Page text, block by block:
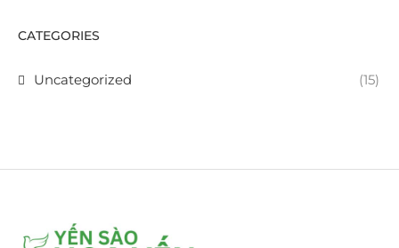
CATEGORIES
Uncategorized (15)